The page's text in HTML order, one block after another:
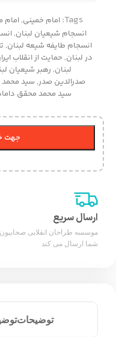
Tags: امام خمینی,
انسجام شیعیان لبنان,
انسجام طایفه شیعه لبنان,
در لبنان, حمایت از انقلاب
لبنان, رهبر شیعیان
صدرالدین صدر, سید محمد
سید محمد محقق
جهت
ارسال سریع
موسسه طراحان انقلابی
شما ارسال می کند
توضیحات